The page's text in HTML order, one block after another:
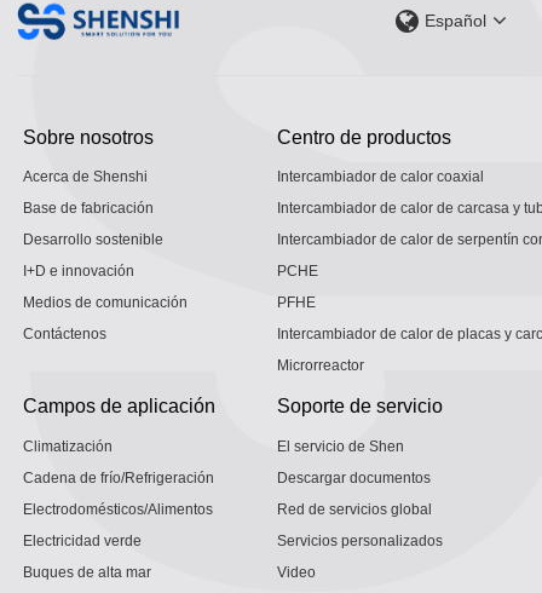
Español
Sobre nosotros
Acerca de Shenshi
Base de fabricación
Desarrollo sostenible
I+D e innovación
Medios de comunicación
Contáctenos
Centro de productos
Intercambiador de calor coaxial
Intercambiador de calor de carcasa y
Intercambiador de calor de serpentín
PCHE
PFHE
Intercambiador de calor de placas y
Microrreactor
Campos de aplicación
Climatización
Cadena de frío/Refrigeración
Electrodomésticos/Alimentos
Electricidad verde
Buques de alta mar
Soporte de servicio
El servicio de Shen
Descargar documentos
Red de servicios global
Servicios personalizados
Video